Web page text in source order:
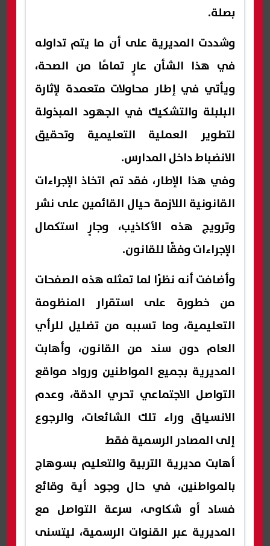
بصلة.
وشددت المديرية على أن ما يتم تداوله
في هذا الشأن عارٍ تمامًا من الصحة،
ويأتي في إطار محاولات متعمدة لإثارة
البلبلة والتشكيك في الجهود المبذولة
لتطوير العملية التعليمية وتحقيق
الانضباط داخل المدارس.
وفي هذا الإطار، فقد تم اتخاذ الإجراءات
القانونية اللازمة حيال القائمين على نشر
وترويج هذه الأكاذيب، وجارٍ استكمال
الإجراءات وفقًا للقانون.
وأضافت أنه نظرًا لما تمثله هذه الصفحات
من خطورة على استقرار المنظومة
التعليمية، وما تسببه من تضليل للرأي
العام دون سند من القانون، وأهابت
المديرية بجميع المواطنين ورواد مواقع
التواصل الاجتماعي تحري الدقة، وعدم
الانسياق وراء تلك الشائعات، والرجوع
إلى المصادر الرسمية فقط
أهابت مديرية التربية والتعليم بسوهاج
بالمواطنين، في حال وجود أية وقائع
فساد أو شكاوى، سرعة التواصل مع
المديرية عبر القنوات الرسمية، ليتسنى